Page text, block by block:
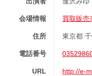
会場情報 買取販売
住所 東京都
電話番号
URL http://e-